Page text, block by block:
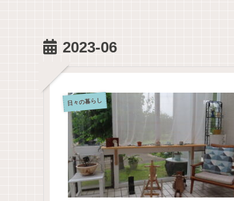
2023-06
日々の暮らし